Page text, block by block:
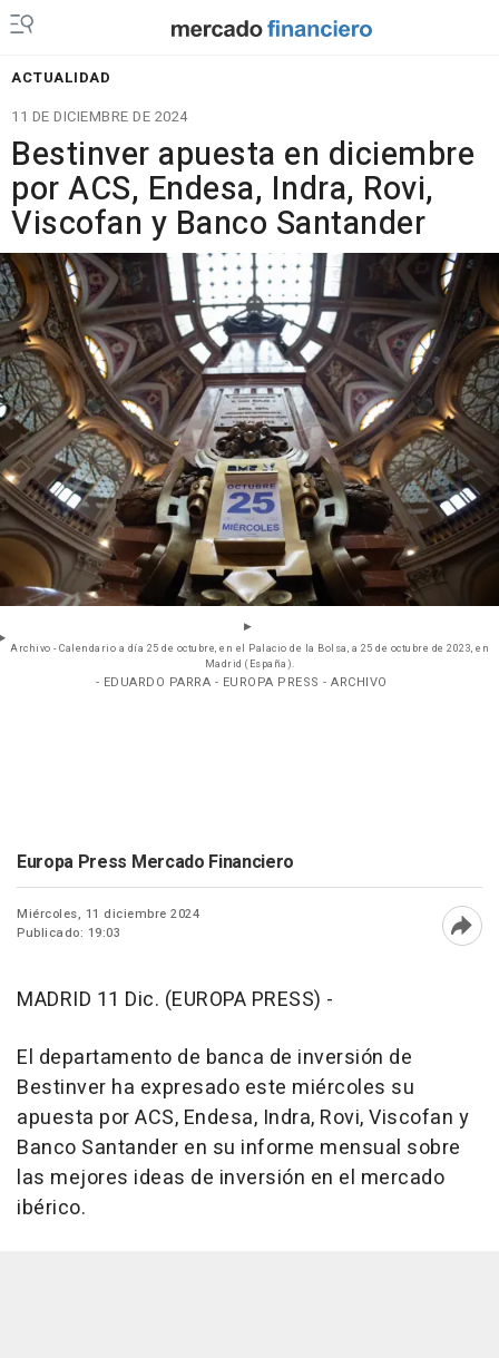
ACTUALIDAD
11 DE DICIEMBRE DE 2024
Bestinver apuesta en diciembre
por ACS, Endesa, Indra, Rovi,
Viscofan y Banco Santander
Archivo - Calendario a día 25 de octubre, en el Palacio de la Bolsa, a 25 de octubre de 2023, en
Madrid (España).
- EDUARDO PARRA - EUROPA PRESS - ARCHIVO
Europa Press Mercado Financiero
Miércoles, 11 diciembre 2024
Publicado: 19:03
MADRID 11 Dic. (EUROPA PRESS) -
El departamento de banca de inversión de
Bestinver ha expresado este miércoles su
apuesta por ACS, Endesa, Indra, Rovi, Viscofan y
Banco Santander en su informe mensual sobre
las mejores ideas de inversión en el mercado
ibérico.